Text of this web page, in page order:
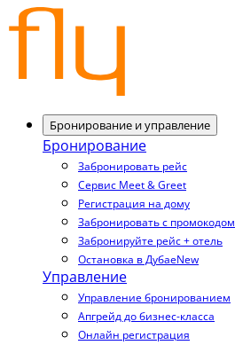
Бронирование и управление
Бронирование
Забронировать рейс
Сервис Meet & Greet
Регистрация на дому
Забронировать с промокодом
Забронируйте рейс + отель
Остановка в ДубаеNew
Управление
Управление бронированием
Апгрейд до бизнес-класса
Онлайн регистрация